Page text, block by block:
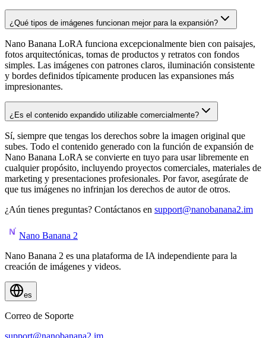
¿Qué tipos de imágenes funcionan mejor para la expansión?
Nano Banana LoRA funciona excepcionalmente bien con paisajes,
fotos arquitectónicas, tomas de productos y retratos con fondos
simples. Las imágenes con patrones claros, iluminación consistente
y bordes definidos típicamente producen las expansiones más
impresionantes.
¿Es el contenido expandido utilizable comercialmente?
Sí, siempre que tengas los derechos sobre la imagen original que
subes. Todo el contenido generado con la función de expansión de
Nano Banana LoRA se convierte en tuyo para usar libremente en
cualquier propósito, incluyendo proyectos comerciales, materiales de
marketing y presentaciones profesionales. Por favor, asegúrate de
que tus imágenes no infrinjan los derechos de autor de otros.
¿Aún tienes preguntas? Contáctanos en support@nanobanana2.im
Nano Banana 2
Nano Banana 2 es una plataforma de IA independiente para la
creación de imágenes y videos.
es
Correo de Soporte
support@nanobanana2.im